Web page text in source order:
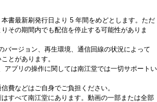
本書最新刷発行日より 5 年間をめどとします。ただ
その期間内でも配信を停止する可能性がありま
バージョン、再生環境、通信回線の状況によって
とがあります。
アプリの操作に関しては南江堂では一切サポートい
費などはご自身でご負担ください。
はすべて南江堂にあります。動画の一部または全部